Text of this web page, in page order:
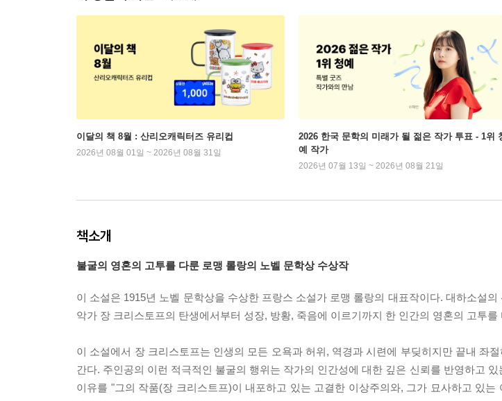
이달의 책 8월 : 산리오캐릭터즈 유리컵
2026년 08월 01일 ~ 2026년 08월 31일
2026 한국 문학의 미래가 될 젊은 작가 투표 - 1위
예 작가
2026년 07월 13일 ~ 2026년 08월 21일
책소개
불굴의 영혼의 고투를 다룬 로맹 롤랑의 노벨 문학상 수상작
이 소설은 1915년 노벨 문학상을 수상한 프랑스 소설가 로맹 롤랑의 대표작이다. 대하소설
악가 장 크리스토프의 탄생에서부터 성장, 방황, 죽음에 이르기까지 한 인간의 영혼의 고투를
이 소설에서 장 크리스토프는 인생의 모든 오욕과 허위, 역경과 시련에 부딪히지만 끝내 좌
간다. 주인공의 이런 적극적인 불굴의 행위는 작가의 인간성에 대한 깊은 신뢰를 반영하고
이유를 "그의 작품(장 크리스트프)이 내포하고 있는 고결한 이상주의와, 그가 묘사하고 있